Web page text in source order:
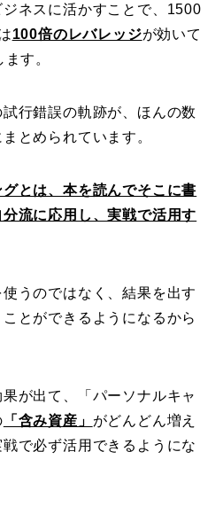
ネスに活かすことで、1500
100倍のレバレッジが効いて
す。
行錯誤の軌跡が、ほんの数
とめられています。
とは、本を読んでそこに書
流に応用し、実戦で活用す
うのではなく、結果を出す
とができるようになるから
が出て、「パーソナルキャ
「含み資産」 がどんどん増え
で必ず活用できるようにな